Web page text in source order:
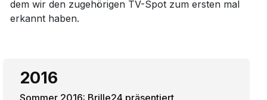
dem wir den zugehörigen TV-Spot zum ersten mal
erkannt haben.
2016
Sommer 2016: Brille24 präsentiert